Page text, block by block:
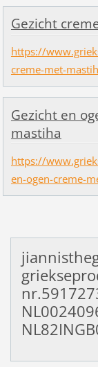
Gezicht
https://
creme-met-
Gezicht en
mastiha
https://
en-ogen-creme-